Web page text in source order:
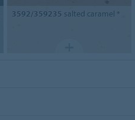
3592/359235 salted caramel *